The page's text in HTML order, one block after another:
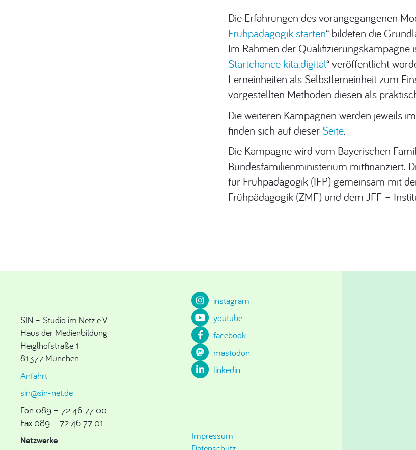
Die Erfahrungen des vorangegangenen
Frühpädagogik starten“ bildeten die
Im Rahmen der Qualifizierungskampagne
Startchance kita.digital“ veröffentlicht
Lerneinheiten als Selbstlerneinheit zum
vorgestellten Methoden diesen als
Die weiteren Kampagnen werden jeweils
finden sich auf dieserSeite.
Die Kampagne wird vom Bayerischen
Bundesfamilienministerium mitfinanziert.
für Frühpädagogik (IFP) gemeinsam mit
Frühpädagogik (ZMF) und dem JFF –
SIN – Studio im Netz e.V.
Haus der Medienbildung
Heiglhofstraße 1
81377 München
Anfahrt
sin@sin-net.de
Fon 089 – 72 46 77 00
Fax 089 – 72 46 77 01
Netzwerke
instagram
youtube
facebook
mastodon
linkedin
Impressum